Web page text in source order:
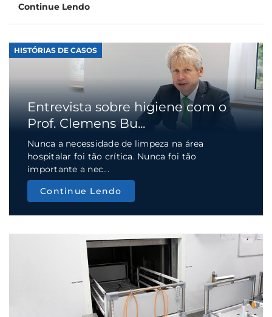
Continue Lendo
HISTÓRIAS DE CASOS
Entrevista sobre higiene com o
Prof. Clemens Bu...
Nunca a necessidade de limpeza na área
hospitalar foi tão crítica. Nunca foi tão
importante a nec...
Continue Lendo